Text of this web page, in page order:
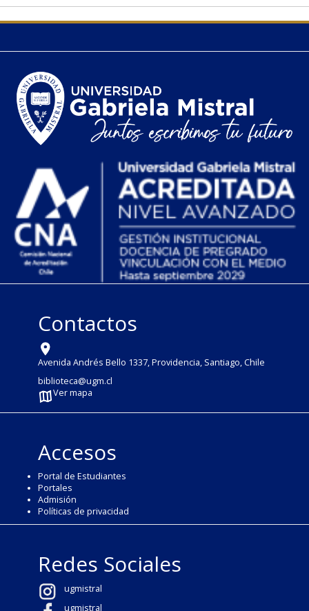
Contactos
Avenida Andrés Bello 1337, Providencia, Santiago, Chile
biblioteca@ugm.cl
Ver mapa
Accesos
Portal de Estudiantes
Portales
Admisión
Políticas de privacidad
Redes Sociales
ugmistral
ugmistral